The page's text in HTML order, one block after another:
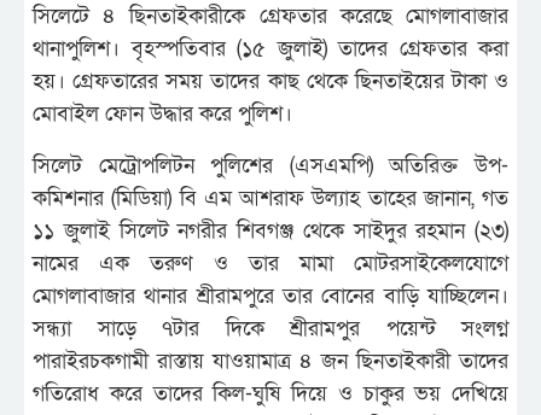
সিলেটে ৪ ছিনতাইকারীকে গ্রেফতার করেছে মোগলাবাজার
থানাপুলিশ। বৃহস্পতিবার (১৫ জুলাই) তাদের গ্রেফতার করা
হয়। গ্রেফতারের সময় তাদের কাছ থেকে ছিনতাইয়ের টাকা ও
মোবাইল ফোন উদ্ধার করে পুলিশ।
সিলেট মেট্রোপলিটন পুলিশের (এসএমপি) অতিরিক্ত উপ-
কমিশনার (মিডিয়া) বি এম আশরাফ উল্যাহ তাহের জানান, গত
১১ জুলাই সিলেট নগরীর শিবগঞ্জ থেকে সাইদুর রহমান (২৩)
নামের এক তরুণ ও তার মামা মোটরসাইকেলযোগে
মোগলাবাজার থানার শ্রীরামপুরে তার বোনের বাড়ি যাচ্ছিলেন।
সন্ধ্যা সাড়ে ৭টার দিকে শ্রীরামপুর পয়েন্ট সংলগ্ন
পারাইরচকগামী রাস্তায় যাওয়ামাত্র ৪ জন ছিনতাইকারী তাদের
গতিরোধ করে তাদের কিল-ঘুষি দিয়ে ও চাকুর ভয় দেখিয়ে